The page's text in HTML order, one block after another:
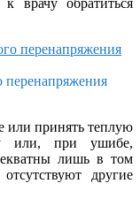
врачу обратиться
перенапряжения
или принять теплую
или, при ушибе,
лишь в том
другие